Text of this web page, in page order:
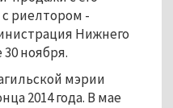
риелтором -
Нижнего
ноября.
мэрии
2014 года. В мае